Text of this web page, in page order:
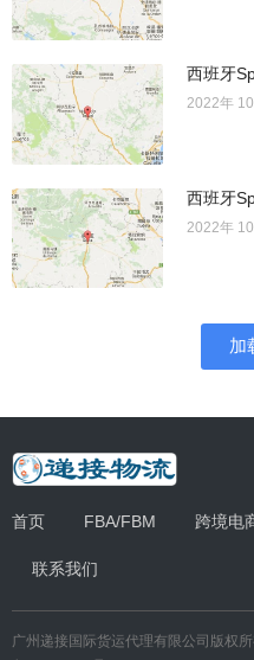
西班牙
2022年
西班牙
2022年
加
首页 FBA/FBM 跨境电
联系我们
广州递接国际货运代理有限公司 版权